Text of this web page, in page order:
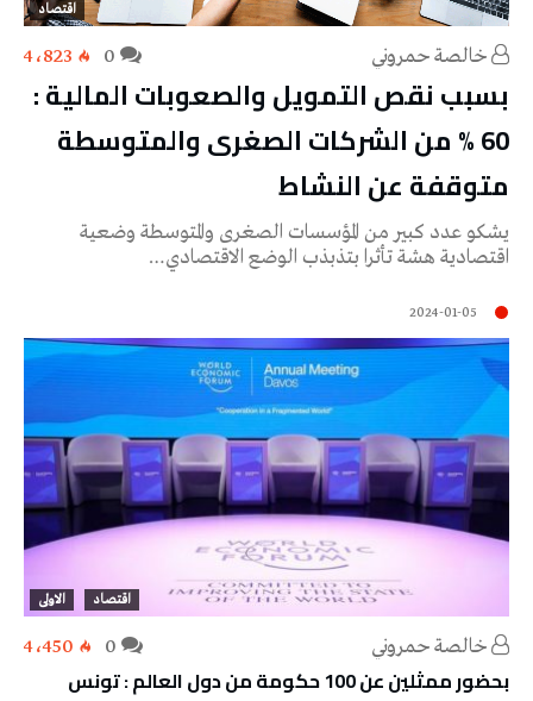
اقتصاد
خالصة حمروني 4٬823
بسبب نقص التمويل والصعوبات المالية :
60 % من الشركات الصغرى والمتوسطة
متوقفة عن النشاط
يشكو عدد كبير من المؤسسات الصغرى والمتوسطة وضعية
اقتصادية هشة تأثرا بتذبذب الوضع الاقتصادي…
2024-01-05
اقتصاد الاولى
خالصة حمروني 4٬450
بحضور ممثلين عن 100 حكومة من دول العالم : تونس